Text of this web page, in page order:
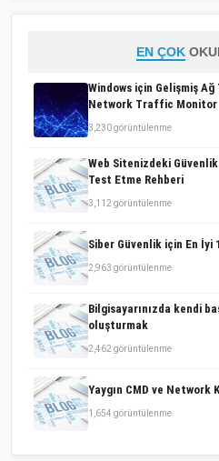
EN ÇOK
Windows için Gelişmiş
Network Traffic Monitor
3,230 görüntülenme
Web Sitenizdeki
Test Etme Rehberi
3,112 görüntülenme
Siber Güvenlik için En İyi
2,963 görüntülenme
Bilgisayarınızda kendi
oluşturmak
2,462 görüntülenme
Yaygın CMD ve Network
1,654 görüntülenme